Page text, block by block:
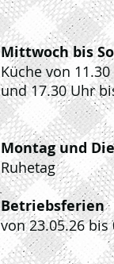
Mittwoch bis
Küche von
und 17.30 Uhr
Montag und
Ruhetag
Betriebsferien
von 23.05.26 bis